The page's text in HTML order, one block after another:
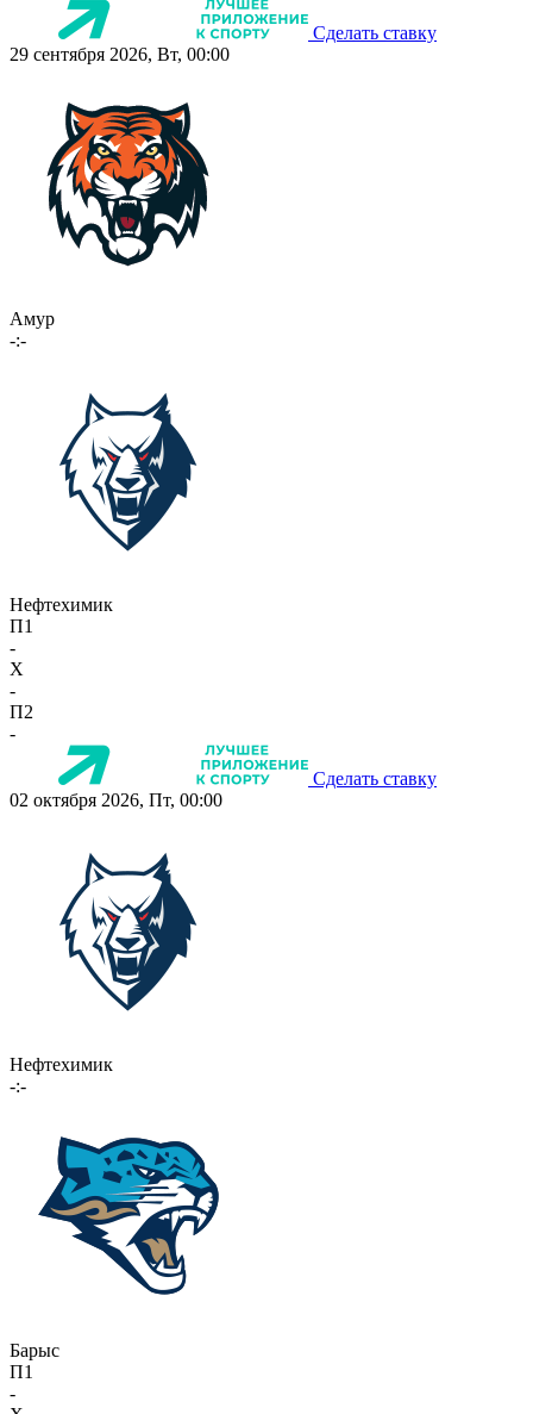
Сделать ставку
29 сентября 2026, Вт, 00:00
Амур
-:-
Нефтехимик
П1
-
X
-
П2
-
Сделать ставку
02 октября 2026, Пт, 00:00
Нефтехимик
-:-
Барыс
П1
-